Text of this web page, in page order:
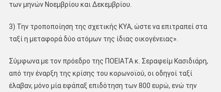
των μηνών Νοεμβρίου και Δεκεμβρίου.
3) Την τροποποίηση της σχετικής ΚΥΑ, ώστε να επιτραπεί στα
ταξί η μεταφορά δύο ατόμων της ίδιας οικογένειας».
Σύμφωνα με τον πρόεδρο της ΠΟΕΙΑΤΑ κ. Σεραφείμ Κασιδιάρη,
από την έναρξη της κρίσης του κορωνοϊού, οι οδηγοί ταξί
έλαβαν, μόνο μία εφάπαξ επιδότηση των 800 ευρώ, ενώ την